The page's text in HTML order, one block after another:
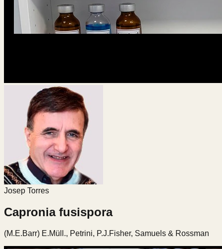
Josep Torres
Capronia fusispora
(M.E.Barr) E.Müll., Petrini, P.J.Fisher, Samuels & Rossman